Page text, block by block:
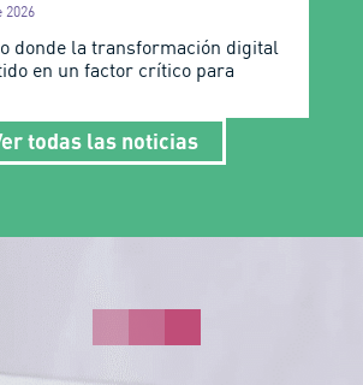
2026
donde la transformación digital
en un factor crítico para
todas las noticias